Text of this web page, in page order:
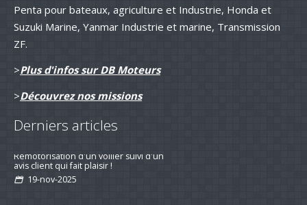
Penta pour bateaux, agriculture et Industrie, Honda et
Suzuki Marine, Yanmar Industrie et marine, Transmission
ZF.
>Plus d'infos sur DB Moteurs
>Découvrez nos missions
Derniers articles
Remotorisation d'un voilier suivi d'un
avis client qui fait plaisir !
19-nov-2025